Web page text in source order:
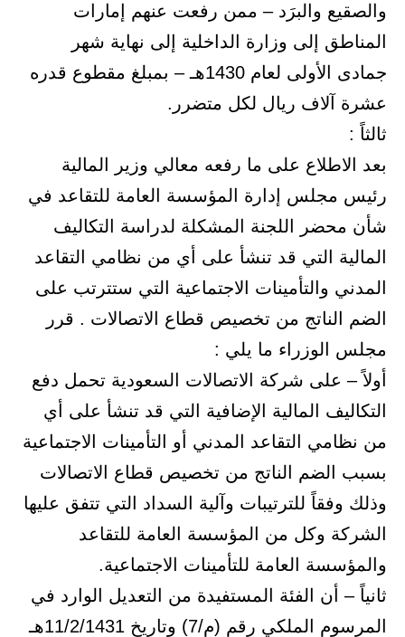
والصقيع والبرَد – ممن رفعت عنهم إمارات
المناطق إلى وزارة الداخلية إلى نهاية شهر
جمادى الأولى لعام 1430هـ – بمبلغ مقطوع قدره
عشرة آلاف ريال لكل متضرر.
ثالثاً :
بعد الاطلاع على ما رفعه معالي وزير المالية
رئيس مجلس إدارة المؤسسة العامة للتقاعد في
شأن محضر اللجنة المشكلة لدراسة التكاليف
المالية التي قد تنشأ على أي من نظامي التقاعد
المدني والتأمينات الاجتماعية التي ستترتب على
الضم الناتج من تخصيص قطاع الاتصالات . قرر
مجلس الوزراء ما يلي :
أولاً – على شركة الاتصالات السعودية تحمل دفع
التكاليف المالية الإضافية التي قد تنشأ على أي
من نظامي التقاعد المدني أو التأمينات الاجتماعية
بسبب الضم الناتج من تخصيص قطاع الاتصالات
وذلك وفقاً للترتيبات وآلية السداد التي تتفق عليها
الشركة وكل من المؤسسة العامة للتقاعد
والمؤسسة العامة للتأمينات الاجتماعية.
ثانياً – أن الفئة المستفيدة من التعديل الوارد في
المرسوم الملكي رقم (م/7) وتاريخ 11/2/1431هـ